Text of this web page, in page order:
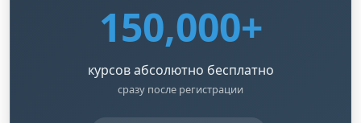
150,000+
курсов абсолютно бесплатно
сразу после регистрации